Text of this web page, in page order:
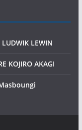
LUDWIK LEWIN
KOJIRO AKAGI